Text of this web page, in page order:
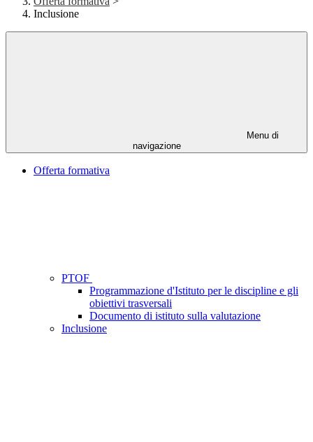
Inclusione
Menu di
navigazione
Offerta formativa
PTOF
Programmazione d'Istituto per le discipline e gli
obiettivi trasversali
Documento di istituto sulla valutazione
Inclusione